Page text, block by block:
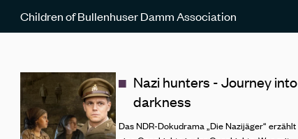
Children of Bullenhuser Damm Association
Nazi hunters - Journey into
darkness
Das NDR-Dokudrama „Die Nazijäger“ erzählt